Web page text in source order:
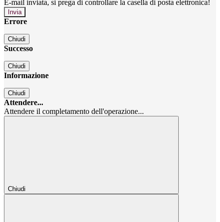
E-mail inviata, si prega di controllare la casella di posta elettronica!
Errore
Chiudi
Successo
Chiudi
Informazione
Chiudi
Attendere...
Attendere il completamento dell'operazione...
Chiudi